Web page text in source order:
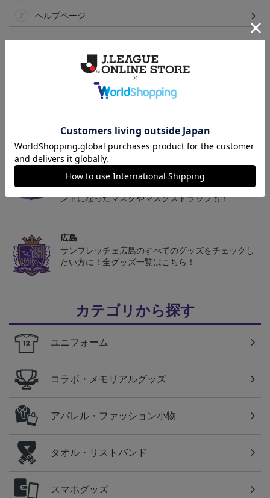
ヘルプページ
を応援しよう！
広島
サンフレッチェ広島のクラブエンブレムがワンポイ
ントになったマスクやマスクストラップも！
広島
サンフレッチェ広島のすべてのグッズをチェックし
たい方に！全グッズ一覧はこちら！
カテゴリから探す
ユニフォーム
コラボ・メモリアルグッズ
アパレル・ファッション小物
タオル・リストバンド
スマホグッズ